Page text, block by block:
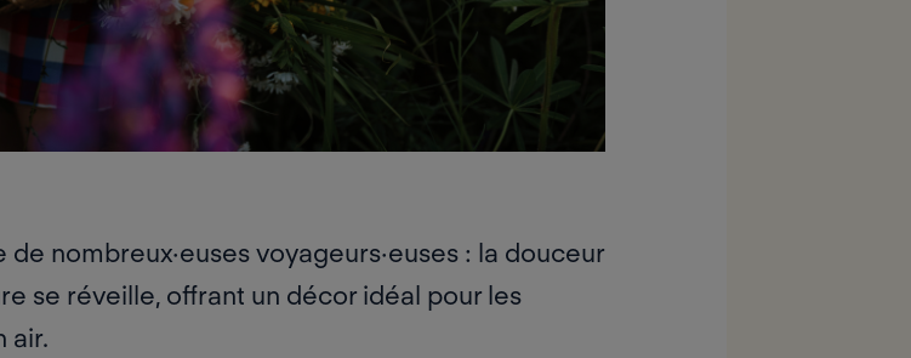
nombreux·euses voyageurs·euses : la douceur
se réveille, offrant un décor idéal pour les
air.